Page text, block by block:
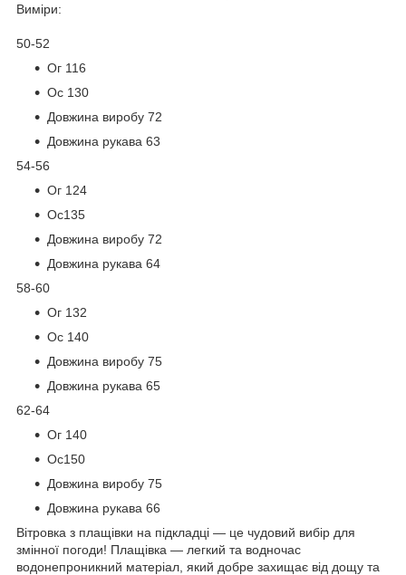
Виміри:
50-52
Ог 116
Ос 130
Довжина виробу 72
Довжина рукава 63
54-56
Ог 124
Ос135
Довжина виробу 72
Довжина рукава 64
58-60
Ог 132
Ос 140
Довжина виробу 75
Довжина рукава 65
62-64
Ог 140
Ос150
Довжина виробу 75
Довжина рукава 66
Вітровка з плащівки на підкладці — це чудовий вибір для
змінної погоди! Плащівка — легкий та водночас
водонепроникний матеріал, який добре захищає від дощу та